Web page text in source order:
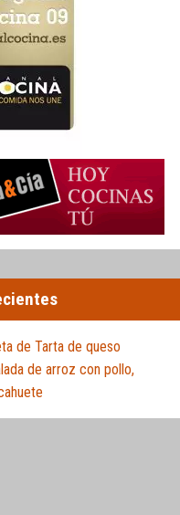
de Tarta de queso
de arroz con pollo,